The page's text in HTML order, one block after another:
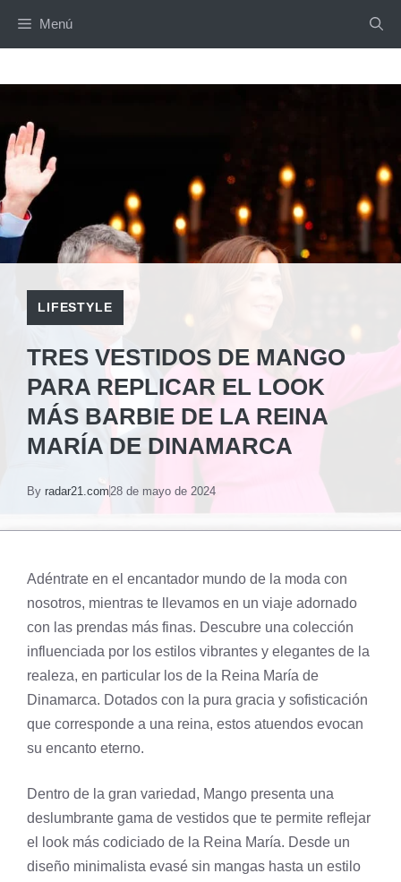
Menú
LIFESTYLE
TRES VESTIDOS DE MANGO
PARA REPLICAR EL LOOK
MÁS BARBIE DE LA REINA
MARÍA DE DINAMARCA
By radar21.com28 de mayo de 2024
Adéntrate en el encantador mundo de la moda con
nosotros, mientras te llevamos en un viaje adornado
con las prendas más finas. Descubre una colección
influenciada por los estilos vibrantes y elegantes de la
realeza, en particular los de la Reina María de
Dinamarca. Dotados con la pura gracia y sofisticación
que corresponde a una reina, estos atuendos evocan
su encanto eterno.
Dentro de la gran variedad, Mango presenta una
deslumbrante gama de vestidos que te permite reflejar
el look más codiciado de la Reina María. Desde un
diseño minimalista evasé sin mangas hasta un estilo